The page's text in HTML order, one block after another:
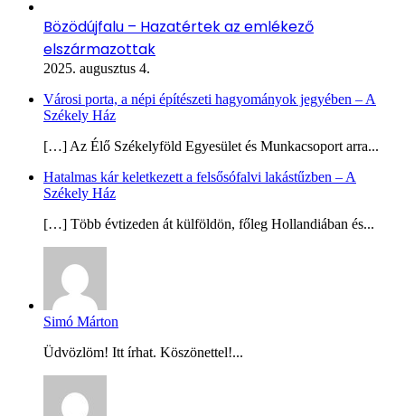
Bözödújfalu – Hazatértek az emlékező
elszármazottak
2025. augusztus 4.
Városi porta, a népi építészeti hagyományok jegyében – A
Székely Ház
[…] Az Élő Székelyföld Egyesület és Munkacsoport arra...
Hatalmas kár keletkezett a felsősófalvi lakástűzben – A
Székely Ház
[…] Több évtizeden át külföldön, főleg Hollandiában és...
Simó Márton
Üdvözlöm! Itt írhat. Köszönettel!...